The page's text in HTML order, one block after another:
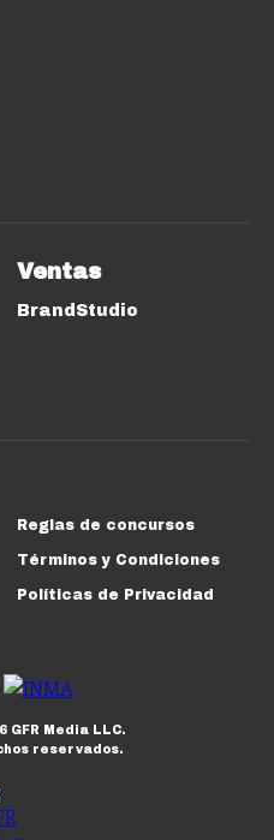
Ventas
BrandStudio
Reglas de concursos
Términos y Condiciones
Políticas de Privacidad
GFR Media LLC.
reservados.